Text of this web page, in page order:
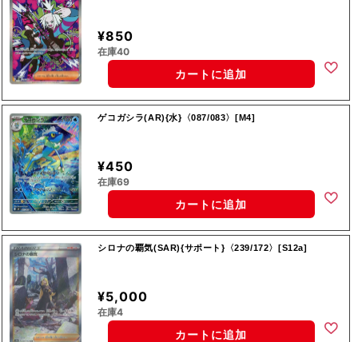
¥850
在庫40
カートに追加
ゲコガシラ(AR){水}〈087/083〉[M4]
¥450
在庫69
カートに追加
シロナの覇気(SAR){サポート}〈239/172〉[S12a]
¥5,000
在庫4
カートに追加